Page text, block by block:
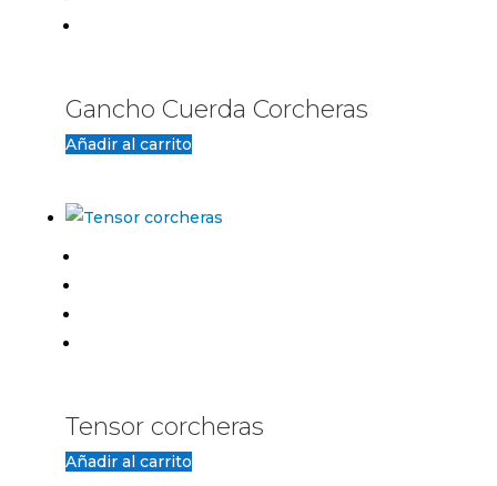
Gancho Cuerda Corcheras
Añadir al carrito
Tensor corcheras
Añadir al carrito